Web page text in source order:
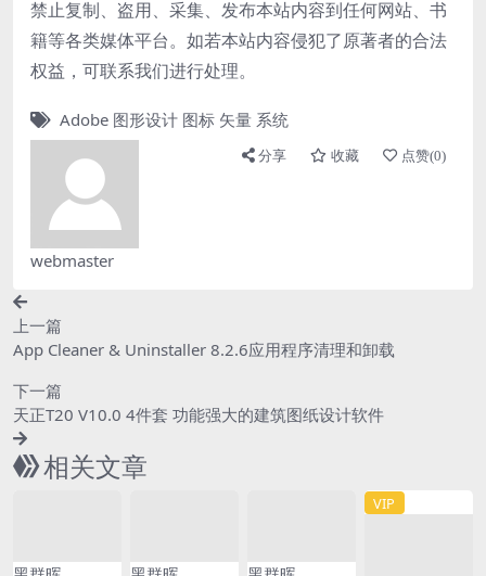
禁止复制、盗用、采集、发布本站内容到任何网站、书
籍等各类媒体平台。如若本站内容侵犯了原著者的合法
权益，可联系我们进行处理。
Adobe 图形设计 图标 矢量 系统
webmaster
分享 收藏 点赞(0)
上一篇
App Cleaner & Uninstaller 8.2.6应用程序清理和卸载
下一篇
天正T20 V10.0 4件套 功能强大的建筑图纸设计软件
相关文章
VIP